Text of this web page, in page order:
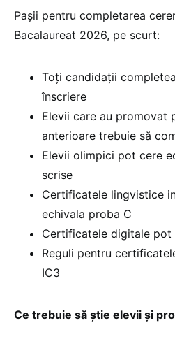
Pașii pentru completarea
Bacalaureat 2026, pe scurt:
Toți candidații
înscriere
Elevii care au promovat
anterioare trebuie să
Elevii olimpici pot cere
scrise
Certificatele lingvistice
echivala proba C
Certificatele digitale pot
Reguli pentru
IC3
Ce trebuie să știe elevii și